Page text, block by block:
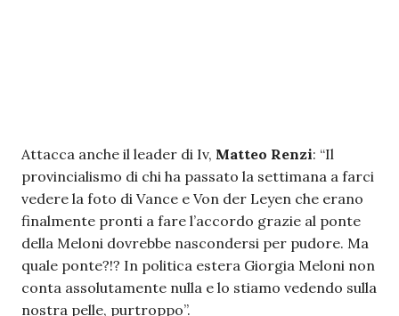
Attacca anche il leader di Iv, Matteo Renzi: “Il
provincialismo di chi ha passato la settimana a farci
vedere la foto di Vance e Von der Leyen che erano
finalmente pronti a fare l’accordo grazie al ponte
della Meloni dovrebbe nascondersi per pudore. Ma
quale ponte?!? In politica estera Giorgia Meloni non
conta assolutamente nulla e lo stiamo vedendo sulla
nostra pelle, purtroppo”.